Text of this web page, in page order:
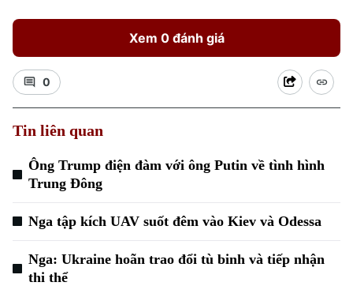
Xem 0 đánh giá
0
Tin liên quan
Ông Trump điện đàm với ông Putin về tình hình
Trung Đông
Nga tập kích UAV suốt đêm vào Kiev và Odessa
Nga: Ukraine hoãn trao đổi tù binh và tiếp nhận
thi thể